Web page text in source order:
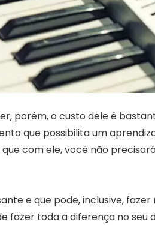
porém, o custo dele é
que possibilita um
com ele, você não
e que pode, inclusive, fazer
fazer toda a diferença no seu